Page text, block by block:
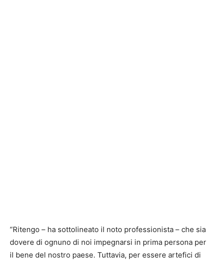
“Ritengo – ha sottolineato il noto professionista – che sia
dovere di ognuno di noi impegnarsi in prima persona per
il bene del nostro paese. Tuttavia, per essere artefici di